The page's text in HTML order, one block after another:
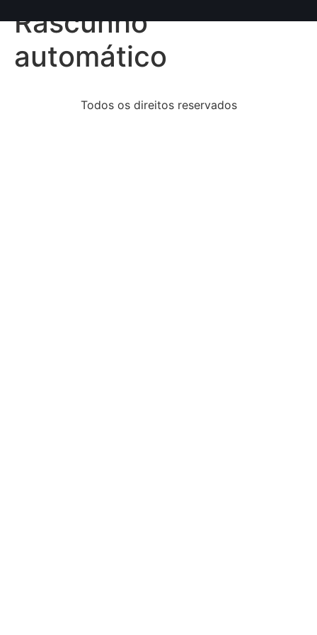
Rascunho
automático
Todos os direitos reservados